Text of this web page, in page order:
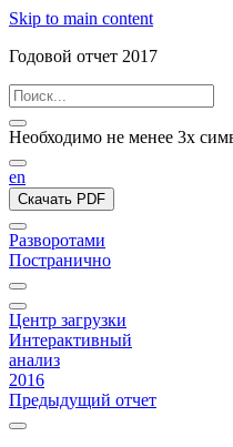
Skip to main content
Годовой отчет 2017
Необходимо не менее 3х
en
Скачать PDF
Разворотами
Постранично
Центр загрузки
Интерактивный
анализ
2016
Предыдущий отчет